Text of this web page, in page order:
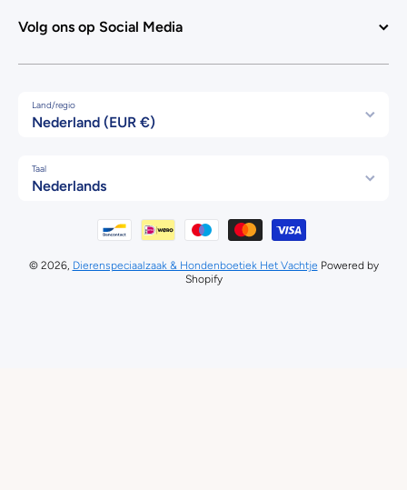
Volg ons op Social Media
Land/regio
Nederland (EUR €)
Taal
Nederlands
Betaalmethodes
© 2026, Dierenspeciaalzaak & Hondenboetiek Het Vachtje Powered by
Shopify